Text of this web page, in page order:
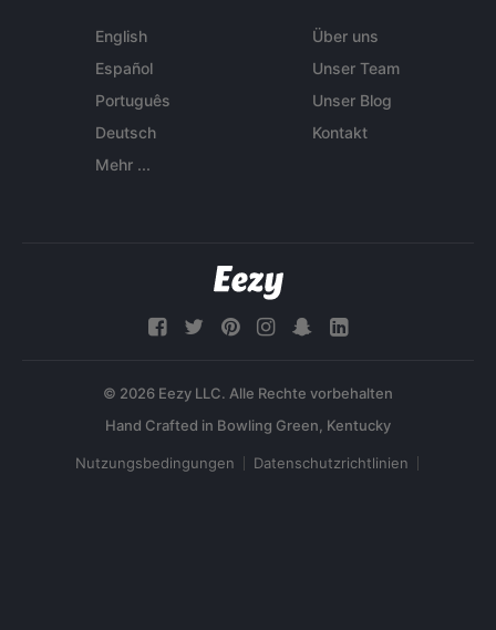
English
Español
Português
Deutsch
Mehr ...
Über uns
Unser Team
Unser Blog
Kontakt
© 2026 Eezy LLC. Alle Rechte vorbehalten
Nutzungsbedingungen Datenschutzrichtlinien